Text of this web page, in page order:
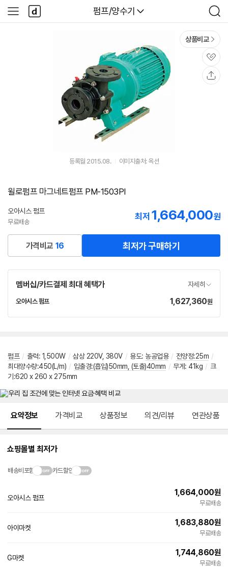
다나와
펌프/양수기
검
색
사
이
다
나
와
상품비교
관
심
등록월 2015.08. 이미지출처: 옥션
윌로펌프 마그네트펌프 PM-1503PI
오아시스 펌프네
페
이
무료배송
최저 1,664,000원
가격비교 16 최저가 구매하기
멤버십/카드결제 최대 혜택가 자세히
오아시스 펌프네
가1,627,360원
펌프 / 출력: 1,500W / 삼상 220V, 380V / 용도: 농공업용 / 전양정:25m /
최대양수량:450(L/m) / 입출경:(흡입)50mm, (토출)40mm / 무게: 41kg / 크
기:620 x 260 x 275mm
요약정보 가격비교 상품정보 의견/리뷰 연관상품
쇼핑몰별 최저가
배송비포함 카드할인
오아시스 펌프
1,664,000원
무료배송
아이마켓
1,683,880원
무료배송
G마켓
1,744,860원
무료배송